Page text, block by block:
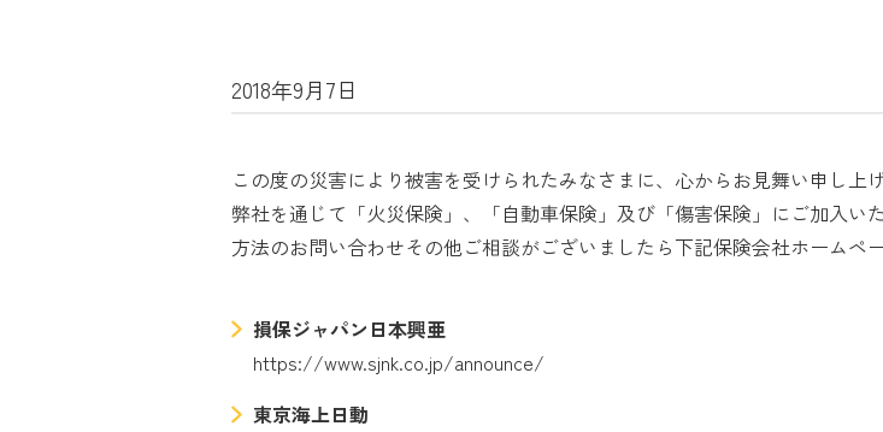
2018年9月7日
この度の災害により被害を受けられたみなさまに、心からお見舞い申し上げ
弊社を通じて「火災保険」、「自動車保険」及び「傷害保険」にご加入
方法のお問い合わせその他ご相談がございましたら下記保険会社ホームペ
損保ジャパン日本興亜
https://www.sjnk.co.jp/announce/
東京海上日動